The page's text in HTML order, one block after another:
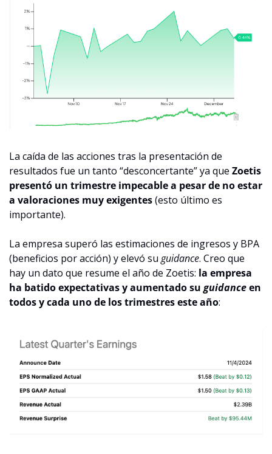
La caída de las acciones tras la presentación de
resultados fue un tanto “desconcertante” ya que Zoetis
presentó un trimestre impecable a pesar de no estar
a valoraciones muy exigentes (esto último es
importante).
La empresa superó las estimaciones de ingresos y BPA
(beneficios por acción) y elevó su guidance. Creo que
hay un dato que resume el año de Zoetis: la empresa
ha batido expectativas y aumentado su guidance en
todos y cada uno de los trimestres este año: